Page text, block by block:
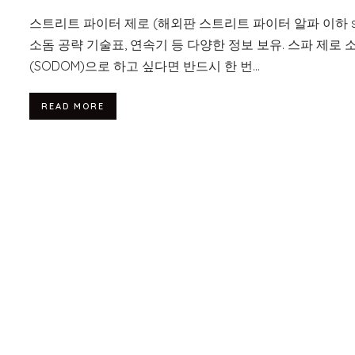
스트리트 파이터 제로 (해외판 스트리트 파이터 알파 이하
소돔 공략 기술표, 연속기 등 다양한 정보 보유. 스파 제로
(SODOM)으로 하고 싶다면 반드시 한 번...
READ MORE